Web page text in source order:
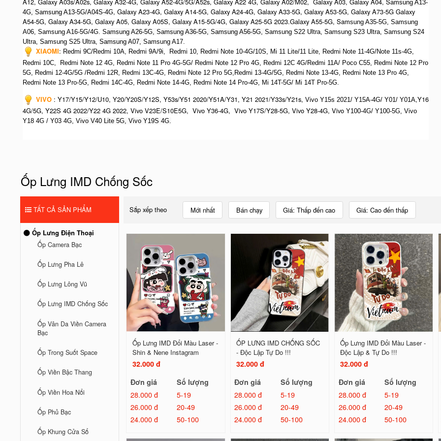
A12, Galaxy A03s/A02s, Galaxy A32-4G, Galaxy A52-4G/5G/A52s, Galaxy A22 4G, Galaxy A02/M02, Galaxy A03, Galaxy A04, Samsung A13-
4G, Samsung A13-5G/A04S-4G, Galaxy A23-4G, Galaxy A14-5G, Galaxy A24-4G, Galaxy A33-5G, Galaxy A53-5G, Galaxy A73-5G Galaxy
A54-5G, Galaxy A34-5G, Galaxy A05, Galaxy A05S, Galaxy A15-5G/4G, Galaxy A25-5G 2023.Galaxy A55-5G, Samsung A35-5G, Samsung
A06, Samsung A16-5G/4G. Samsung A26-5G, Samsung A36-5G, Samsung A56-5G, Samsung S22 Ultra, Samsung S23 Ultra, Samsung S24
Ultra, Samsung S25 Ultra, Samsung A07, Samsung A17.
XIAOMI: Redmi 9C/Redmi 10A, Redmi 9A/9i, Redmi 10, Redmi Note 10-4G/10S, Mi 11 Lite/11 Lite, Redmi Note 11-4G/Note 11s-4G,
Redmi 10C, Redmi Note 12 4G, Redmi Note 11 Pro 4G-5G/ Redmi Note 12 Pro 4G, Redmi 12C 4G/Redmi 11A/ Poco C55, Redmi Note 12 Pro
5G, Redmi 12-4G/5G /Redmi 12R, Redmi 13C-4G, Redmi Note 12 Pro 5G,Redmi 13-4G/5G, Redmi Note 13-4G, Redmi Note 13 Pro 4G,
Redmi Note 13 Pro-5G, Redmi 14C-4G, Redmi Note 14-4G, Redmi Note 14 Pro-4G, Mi 14T-5G/ Mi 14T Pro-5G.
VIVO : Y17/Y15/Y12/U10, Y20/Y20S/Y12S, Y53s/Y51 2020/Y51A/Y31, Y21 2021/Y33s/Y21s, Vivo Y15s 2021/ Y15A-4G/ Y01/ Y01A,Y16
4G/5G, Y22S 4G 2022/Y22 4G 2022, Vivo V23E/S10E5G, Vivo Y36-4G, Vivo Y17S/Y28-5G, Vivo Y28-4G, Vivo Y100-4G/ Y100-5G, Vivo
Y18 4G / Y03 4G, Vivo V40 Lite 5G, Vivo Y19S 4G.
Ốp Lưng IMD Chống Sốc
TẤT CẢ SẢN PHẨM
Ốp Lưng Điện Thoại
Ốp Camera Bạc
Ốp Lưng Pha Lê
Ốp Lưng Lông Vũ
Ốp Lưng IMD Chống Sốc
Ốp Vân Da Viền Camera
Bạc
Ốp Trong Suốt Space
Ốp Viền Bậc Thang
Ốp Viền Hoa Nổi
Ốp Phủ Bạc
Ốp Khung Cửa Sổ
Sắp xếp theo Mới nhất Bán chạy Giá: Thấp đến cao Giá: Cao đến thấp
Ốp Lưng IMD Đổi Màu Laser -
Shin & Nene Instagram
32.000 đ
Đơn giá
Số lượng
28.000 đ
5-19
26.000 đ
20-49
24.000 đ
50-100
ỐP LƯNG IMD CHỐNG SỐC
- Độc Lập Tự Do !!!
32.000 đ
Đơn giá
Số lượng
28.000 đ
5-19
26.000 đ
20-49
24.000 đ
50-100
Ốp Lưng IMD Đổi Màu Laser -
Độc Lập & Tự Do !!!
32.000 đ
Đơn giá
Số lượng
28.000 đ
5-19
26.000 đ
20-49
24.000 đ
50-100